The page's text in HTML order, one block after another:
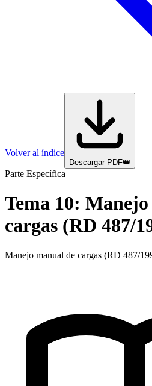
Volver al índice
Descargar PDF👑
Parte Específica
Tema 10:
cargas (RD 487/
Manejo manual de cargas (RD 487/